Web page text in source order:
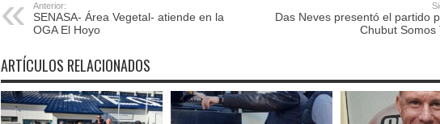
Anterior:
SENASA- Área Vegetal- atiende en la
OGA El Hoyo
Das Neves presentó el partido
Chubut Somos
ARTÍCULOS RELACIONADOS